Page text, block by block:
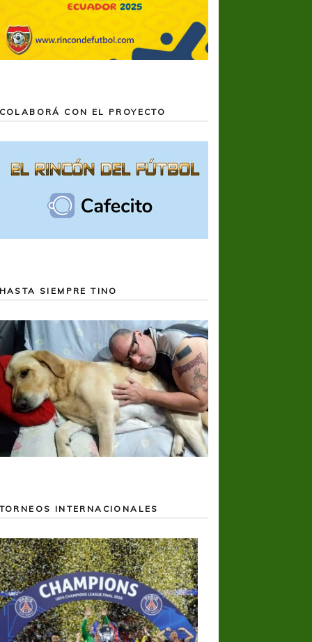
COLABORÁ CON EL PROYECTO
HASTA SIEMPRE TINO
TORNEOS INTERNACIONALES